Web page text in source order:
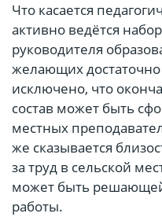
Что касается
активно ведётся
руководителя
желающих
исключено, что
состав может быть
местных
же сказывается
за труд в сельской
может быть
работы.